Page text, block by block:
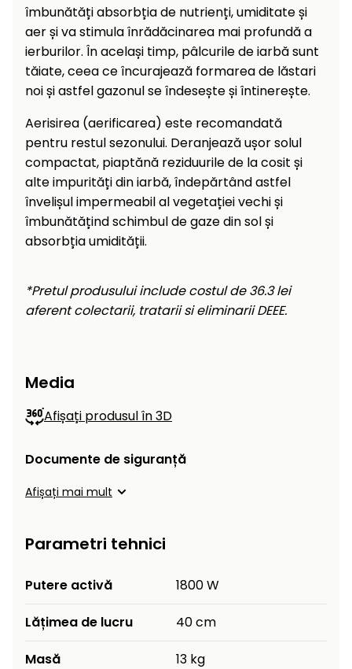
îmbunătăți absorbția de nutrienți, umiditate și
aer și va stimula înrădăcinarea mai profundă a
ierburilor. În același timp, pâlcurile de iarbă sunt
tăiate, ceea ce încurajează formarea de lăstari
noi și astfel gazonul se îndesește și întinerește.
Aerisirea (aerificarea) este recomandată
pentru restul sezonului. Deranjează ușor solul
compactat, piaptănă reziduurile de la cosit și
alte impurități din iarbă, îndepărtând astfel
învelișul impermeabil al vegetației vechi și
îmbunătățind schimbul de gaze din sol și
absorbția umidității.
*Pretul produsului include costul de 36.3 lei
aferent colectarii, tratarii si eliminarii DEEE.
Media
Afișați produsul în 3D
Documente de siguranță
Afișați mai mult
Parametri tehnici
Putere activă 1800 W
Lățimea de lucru 40 cm
Masă 13 kg